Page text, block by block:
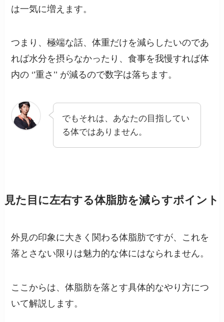
は一気に増えます。
つまり、極端な話、体重だけを減らしたいのであ
れば水分を摂らなかったり、食事を我慢すれば体
内の ‘’重さ’’ が減るので数字は落ちます。
でもそれは、あなたの目指してい
る体ではありません。
見た目に左右する体脂肪を減らすポイント
外見の印象に大きく関わる体脂肪ですが、これを
落とさない限りは魅力的な体にはなられません。
ここからは、体脂肪を落とす具体的なやり方につ
いて解説します。